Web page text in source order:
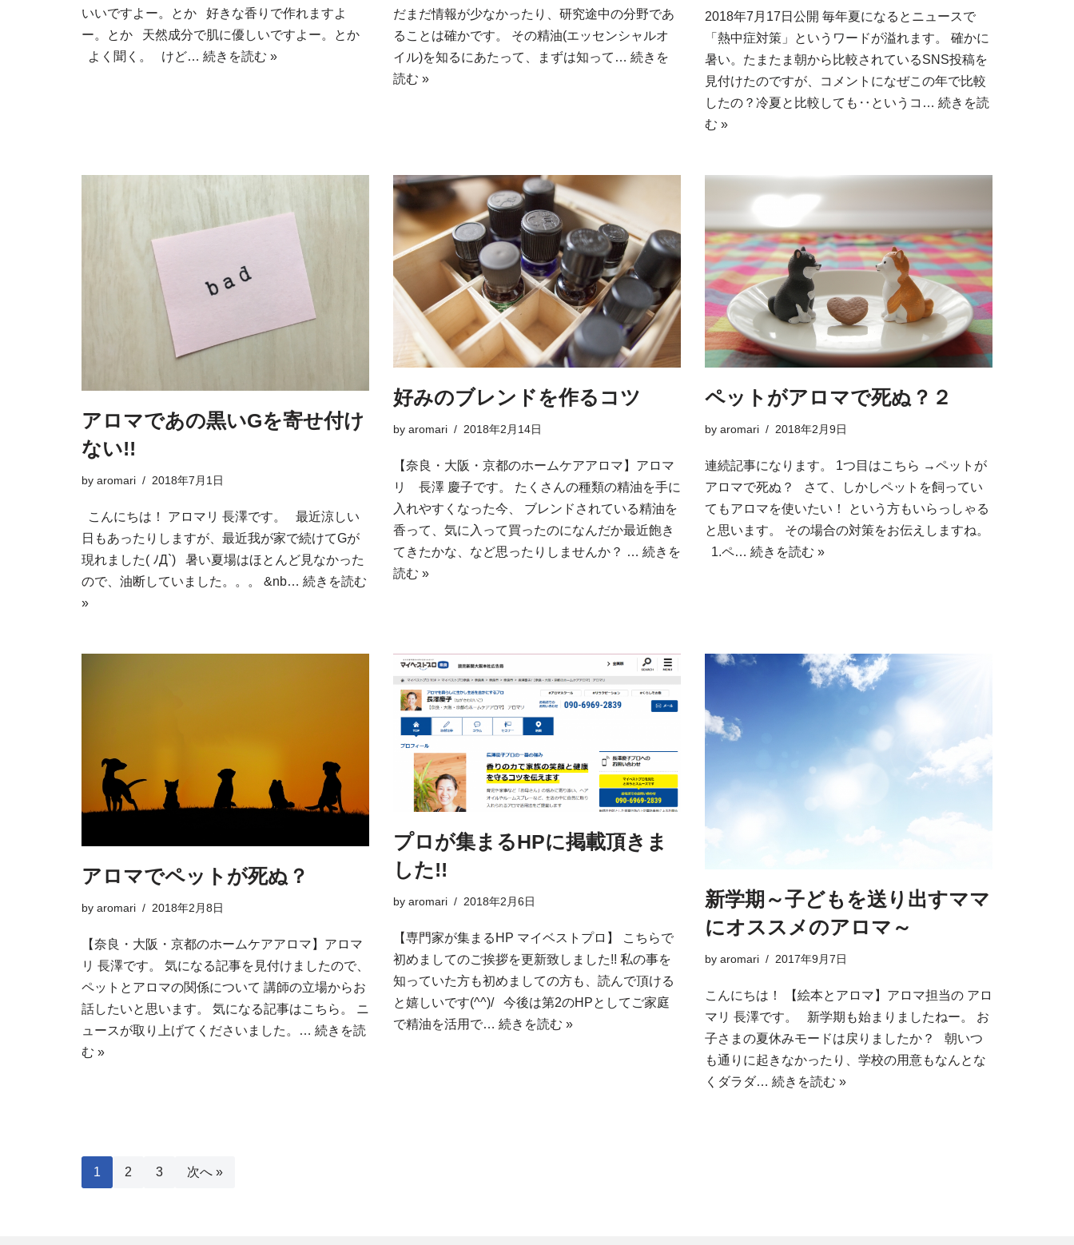
いいですよー。とか 好きな香りで作れますよ
ー。とか 天然成分で肌に優しいですよー。とか
よく聞く。 けど… 続きを読む »
だまだ情報が少なかったり、研究途中の分野であ
ることは確かです。 その精油(エッセンシャルオ
イル)を知るにあたって、まずは知って… 続きを
読む »
2018年7月17日公開 毎年夏になるとニュースで
「熱中症対策」というワードが溢れます。 確かに
暑い。たまたま朝から比較されているSNS投稿を
見付けたのですが、コメントになぜこの年で比較
したの？冷夏と比較しても‥というコ… 続きを読
む »
アロマであの黒いGを寄せ付け
ない!!
by aromari 2018年7月1日
こんにちは！ アロマリ 長澤です。 最近涼しい
日もあったりしますが、最近我が家で続けてGが
現れました( ﾉД`) 暑い夏場はほとんど見なかった
ので、油断していました。。。 &nb… 続きを読む
»
好みのブレンドを作るコツ
by aromari 2018年2月14日
【奈良・大阪・京都のホームケアアロマ】アロマ
リ 長澤 慶子です。 たくさんの種類の精油を手に
入れやすくなった今、 ブレンドされている精油を
香って、気に入って買ったのになんだか最近飽き
てきたかな、など思ったりしませんか？ … 続きを
読む »
ペットがアロマで死ぬ？２
by aromari 2018年2月9日
連続記事になります。 1つ目はこちら →ペットが
アロマで死ぬ？ さて、しかしペットを飼ってい
てもアロマを使いたい！ という方もいらっしゃる
と思います。 その場合の対策をお伝えしますね。
1.ペ… 続きを読む »
アロマでペットが死ぬ？
by aromari 2018年2月8日
【奈良・大阪・京都のホームケアアロマ】アロマ
リ 長澤です。 気になる記事を見付けましたので、
ペットとアロマの関係について 講師の立場からお
話したいと思います。 気になる記事はこちら。 ニ
ュースが取り上げてくださいました。… 続きを読
む »
プロが集まるHPに掲載頂きま
した!!
by aromari 2018年2月6日
【専門家が集まるHP マイベストプロ】 こちらで
初めましてのご挨拶を更新致しました!! 私の事を
知っていた方も初めましての方も、読んで頂ける
と嬉しいです(^^)/ 今後は第2のHPとしてご家庭
で精油を活用で… 続きを読む »
新学期～子どもを送り出すママ
にオススメのアロマ～
by aromari 2017年9月7日
こんにちは！ 【絵本とアロマ】アロマ担当の アロ
マリ 長澤です。 新学期も始まりましたねー。 お
子さまの夏休みモードは戻りましたか？ 朝いつ
も通りに起きなかったり、学校の用意もなんとな
くダラダ… 続きを読む »
1 2 3 次へ »